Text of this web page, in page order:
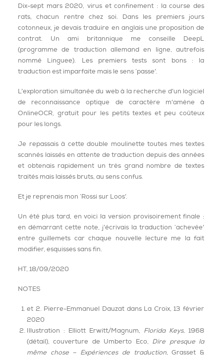
Dix-sept mars 2020, virus et confinement : la course des
rats, chacun rentre chez soi. Dans les premiers jours
cotonneux, je devais traduire en anglais une proposition de
contrat. Un ami britannique me conseille DeepL
(programme de traduction allemand en ligne, autrefois
nommé Linguee). Les premiers tests sont bons : la
traduction est imparfaite mais le sens ‘passe’.
L’exploration simultanée du web à la recherche d’un logiciel
de reconnaissance optique de caractère m’amène à
OnlineOCR, gratuit pour les petits textes et peu coûteux
pour les longs.
Je repassais à cette double moulinette toutes mes textes
scannés laissés en attente de traduction depuis des années
et obtenais rapidement un très grand nombre de textes
traités mais laissés bruts, au sens confus.
Et je reprenais mon ‘Rossi sur Loos’.
Un été plus tard, en voici la version provisoirement finale :
en démarrant cette note, j’écrivais la traduction ‘achevée’
entre guillemets car chaque nouvelle lecture me la fait
modifier, esquisses sans fin.
HT, 18/09/2020
NOTES
et 2. Pierre-Emmanuel Dauzat dans La Croix, 13 février
2020
Illustration : Elliott Erwitt/Magnum, Florida Keys, 1968
(détail), couverture de Umberto Eco, Dire presque la
même chose – Expériences de traduction, Grasset &